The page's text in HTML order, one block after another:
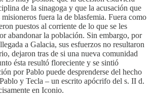
de la sinagoga y que la acusación que
fuera la de blasfemia. Fuera como
puestos al corriente de lo que se les
abandonar la población. Sin embargo, por
a Galacia, sus esfuerzos no resultaron
dejaron tras de si una nueva comunidad
ésta resultó floreciente y se sintió
por Pablo puede desprenderse del hecho
y Tecla – un escrito apócrifo del s. II d.
en Iconio.